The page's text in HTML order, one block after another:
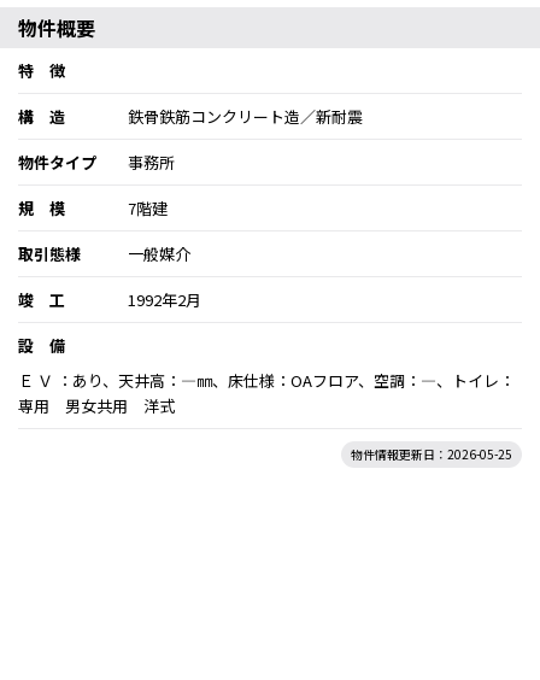
物件概要
特 徴
構 造
鉄骨鉄筋コンクリート造／新耐震
物件タイプ
事務所
規 模
7階建
取引態様
一般媒介
竣 工
1992年2月
設 備
Ｅ Ｖ ：あり、天井高：―㎜、床仕様：OAフロア、空調：―、トイレ：
専用 男女共用 洋式
物件情報更新日：2026-05-25